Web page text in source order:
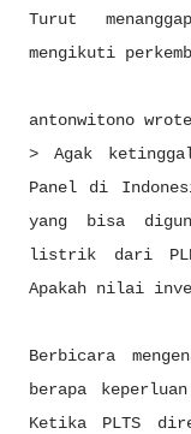
Turut
mengikuti
antonwitono
> Agak
Panel di
yang bisa
listrik dari PLN
Apakah nilai
Berbicara
berapa
Ketika PLTS